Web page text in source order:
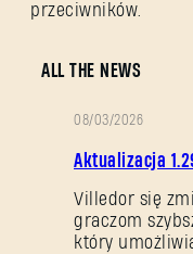
przeciwników.
ALL THE NEWS
08/03/2026
Aktualizacja
Villedor się
graczom
który